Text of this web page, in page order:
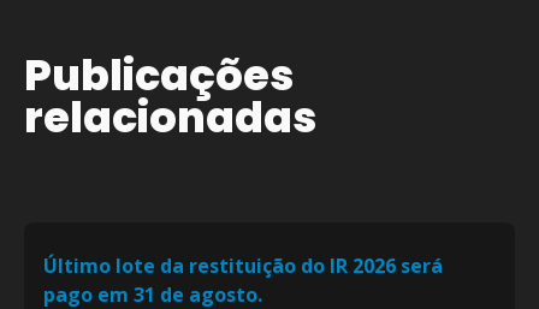
Publicações
relacionadas
Último lote da restituição do IR 2026 será
pago em 31 de agosto.